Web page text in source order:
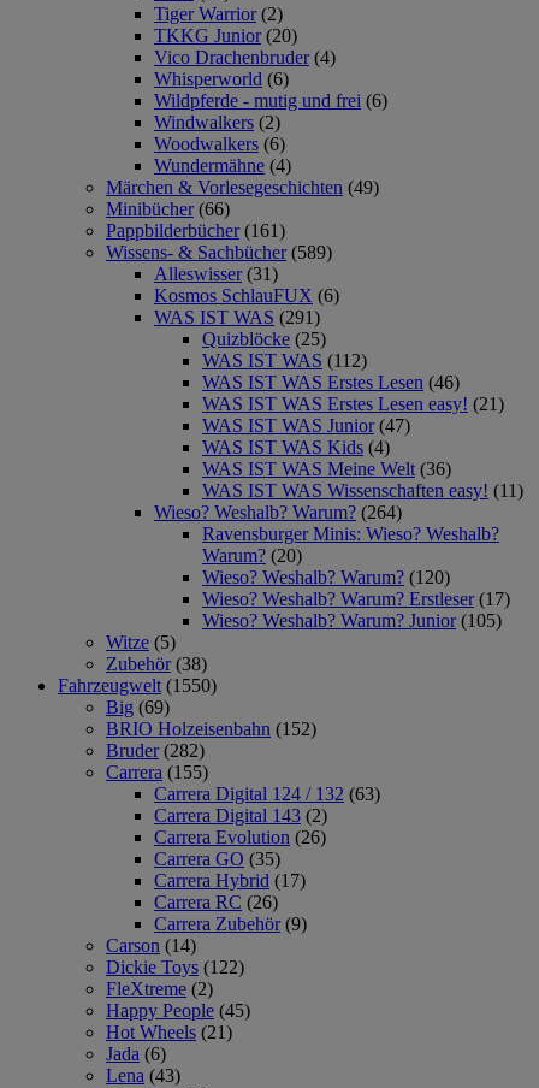
Tiger Warrior (2)
TKKG Junior (20)
Vico Drachenbruder (4)
Whisperworld (6)
Wildpferde - mutig und frei (6)
Windwalkers (2)
Woodwalkers (6)
Wundermähne (4)
Märchen & Vorlesegeschichten (49)
Minibücher (66)
Pappbilderbücher (161)
Wissens- & Sachbücher (589)
Alleswisser (31)
Kosmos SchlauFUX (6)
WAS IST WAS (291)
Quizblöcke (25)
WAS IST WAS (112)
WAS IST WAS Erstes Lesen (46)
WAS IST WAS Erstes Lesen easy! (21)
WAS IST WAS Junior (47)
WAS IST WAS Kids (4)
WAS IST WAS Meine Welt (36)
WAS IST WAS Wissenschaften easy! (11)
Wieso? Weshalb? Warum? (264)
Ravensburger Minis: Wieso? Weshalb?
Warum? (20)
Wieso? Weshalb? Warum? (120)
Wieso? Weshalb? Warum? Erstleser (17)
Wieso? Weshalb? Warum? Junior (105)
Witze (5)
Zubehör (38)
Fahrzeugwelt (1550)
Big (69)
BRIO Holzeisenbahn (152)
Bruder (282)
Carrera (155)
Carrera Digital 124 / 132 (63)
Carrera Digital 143 (2)
Carrera Evolution (26)
Carrera GO (35)
Carrera Hybrid (17)
Carrera RC (26)
Carrera Zubehör (9)
Carson (14)
Dickie Toys (122)
FleXtreme (2)
Happy People (45)
Hot Wheels (21)
Jada (6)
Lena (43)